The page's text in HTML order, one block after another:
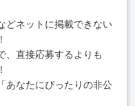
どネットに掲載できない
、直接応募するよりも
あなたにぴったりの非公